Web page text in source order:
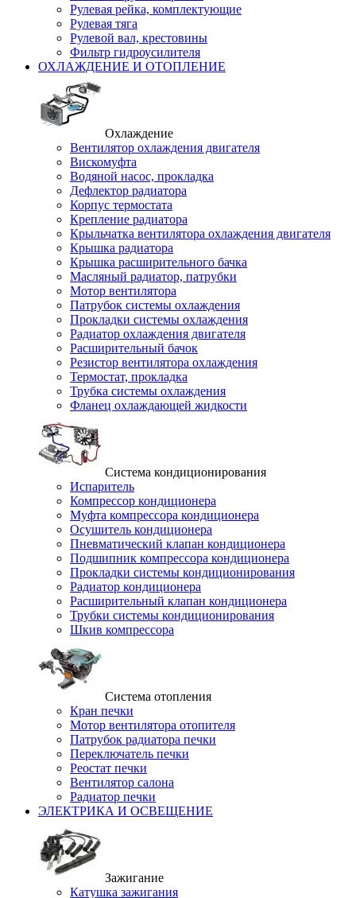
Рулевая рейка, комплектующие
Рулевая тяга
Рулевой вал, крестовины
Фильтр гидроусилителя
ОХЛАЖДЕНИЕ И ОТОПЛЕНИЕ
Охлаждение
Вентилятор охлаждения двигателя
Вискомуфта
Водяной насос, прокладка
Дефлектор радиатора
Корпус термостата
Крепление радиатора
Крыльчатка вентилятора охлаждения двигателя
Крышка радиатора
Крышка расширительного бачка
Масляный радиатор, патрубки
Мотор вентилятора
Патрубок системы охлаждения
Прокладки системы охлаждения
Радиатор охлаждения двигателя
Расширительный бачок
Резистор вентилятора охлаждения
Термостат, прокладка
Трубка системы охлаждения
Фланец охлаждающей жидкости
Система кондиционирования
Испаритель
Компрессор кондиционера
Муфта компрессора кондиционера
Осушитель кондиционера
Пневматический клапан кондиционера
Подшипник компрессора кондиционера
Прокладки системы кондиционирования
Радиатор кондиционера
Расширительный клапан кондиционера
Трубки системы кондиционирования
Шкив компрессора
Система отопления
Кран печки
Мотор вентилятора отопителя
Патрубок радиатора печки
Переключатель печки
Реостат печки
Вентилятор салона
Радиатор печки
ЭЛЕКТРИКА И ОСВЕЩЕНИЕ
Зажигание
Катушка зажигания